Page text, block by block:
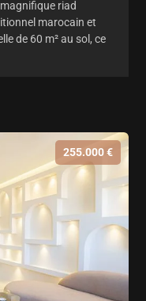
riad
marocain et
de 60 m² au sol, ce
255.000 €